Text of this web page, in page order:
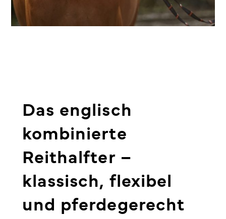
Das englisch
kombinierte
Reithalfter –
klassisch, flexibel
und pferdegerecht